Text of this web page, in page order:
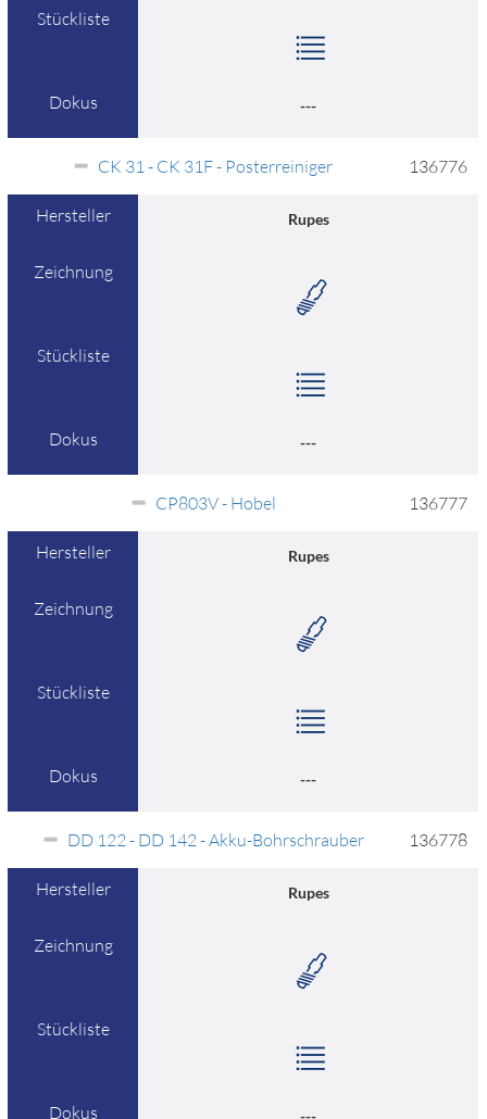
Stückliste
Dokus ---
CK 31 - CK 31F - Posterreiniger 136776
Hersteller Rupes
Zeichnung
Stückliste
Dokus ---
CP803V - Hobel 136777
Hersteller Rupes
Zeichnung
Stückliste
Dokus ---
DD 122 - DD 142 - Akku-Bohrschrauber 136778
Hersteller Rupes
Zeichnung
Stückliste
Dokus